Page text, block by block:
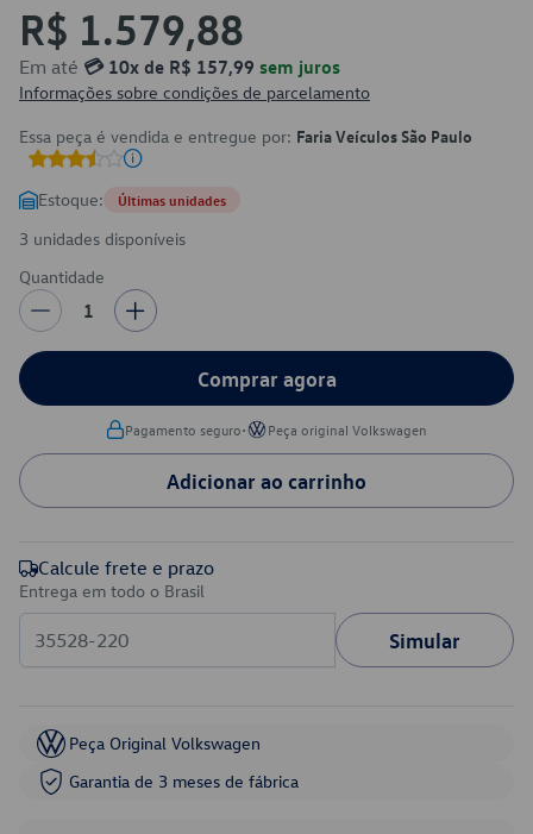
R$ 1.579,88
Em até 💳 10x de R$ 157,99 sem juros
Informações sobre condições de parcelamento
Essa peça é vendida e entregue por: Faria Veículos São Paulo
Estoque: Últimas unidades
3 unidades disponíveis
Quantidade
1
Comprar agora
Pagamento seguro• Peça original Volkswagen
Adicionar ao carrinho
Calcule frete e prazo
Entrega em todo o Brasil
Simular
Peça Original Volkswagen
Garantia de 3 meses de fábrica